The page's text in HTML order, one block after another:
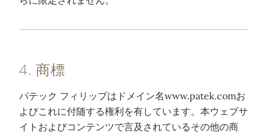
4. 商標
パテック フィリップはドメイン名www.patek.comお
よびこれに付随する権利を有しています。本ウェブサ
イトおよびコンテンツで言及されているその他の商